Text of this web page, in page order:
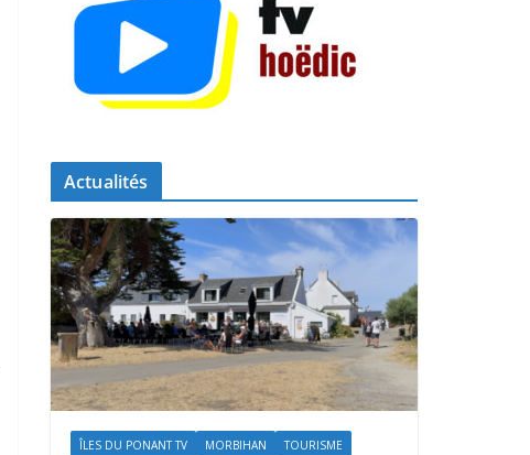
Actualités
ÎLES DU PONANT TV MORBIHAN TOURISME